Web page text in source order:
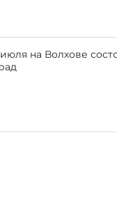
на Волхове